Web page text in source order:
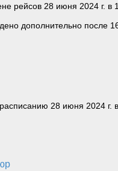
рейсов 28 июня 2024 г.
дополнительно после
28 июня 2024 г.